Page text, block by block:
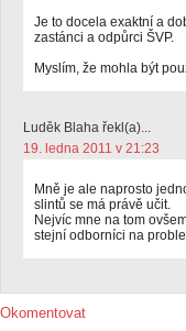
Je to docela exaktní a
zastánci a odpůrci ŠVP.
Myslím, že mohla být
Luděk Blaha řekl(a)...
19. ledna 2011 v 21:23
Mně je ale naprosto
slintů se má právě učit.
Nejvíc mne na tom
stejní odborníci na
Okomentovat